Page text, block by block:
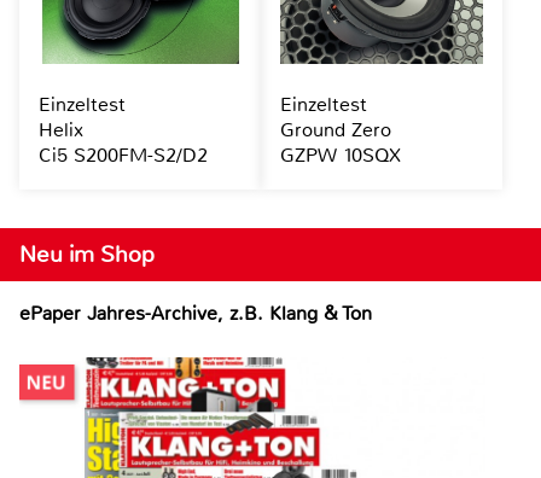
Neu im Shop
ePaper Jahres-Archive, z.B. Klang & Ton
Einzeltest
Helix
Ci5 S200FM-S2/D2
Einzeltest
Ground Zero
GZPW 10SQX